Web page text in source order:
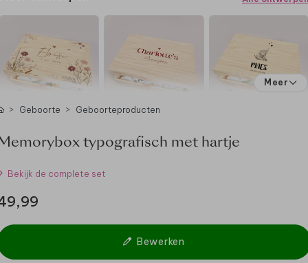
Meer
Geboorte Geboorteproducten
typografisch met hartje
Bekijk de complete set
Bewerken